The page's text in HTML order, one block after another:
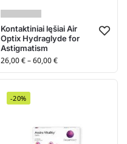
Kontaktiniai lęšiai Air
Optix Hydraglyde for
Astigmatism
26,00€–60,00€
-20%